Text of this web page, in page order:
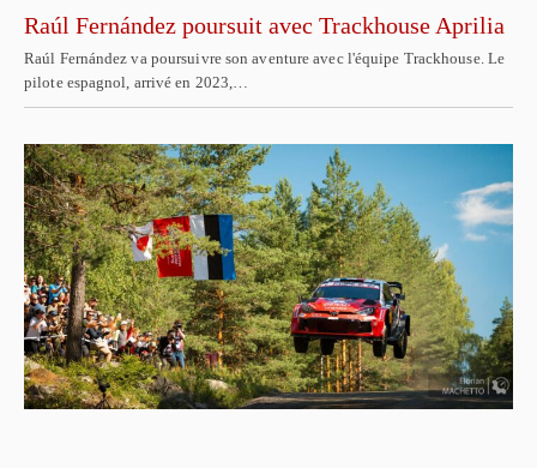
Raúl Fernández poursuit avec Trackhouse Aprilia
Raúl Fernández va poursuivre son aventure avec l'équipe Trackhouse. Le
pilote espagnol, arrivé en 2023,…